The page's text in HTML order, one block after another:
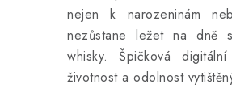
nejen k narozeninám
nezůstane ležet na dně
whisky. Špičková
životnost a odolnost